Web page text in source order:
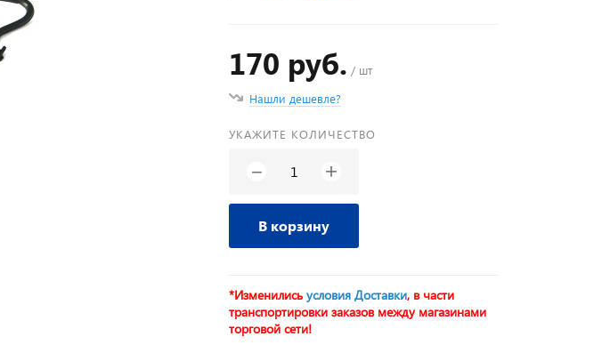
170 руб. / шт
Нашли дешевле?
УКАЖИТЕ КОЛИЧЕСТВО
− +
В корзину
*Изменилисьусловия Доставки, в части
транспортировки заказов между магазинами
торговой сети!